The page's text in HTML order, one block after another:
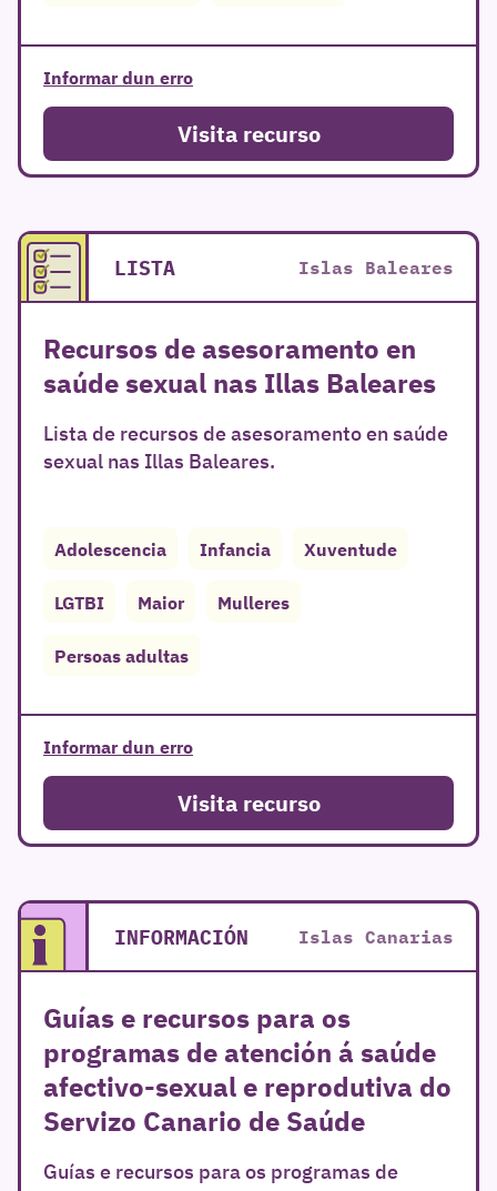
Informar dun erro
Visita recurso
LISTA Islas Baleares
Recursos de asesoramento en
saúde sexual nas Illas Baleares
Lista de recursos de asesoramento en saúde
sexual nas Illas Baleares.
Adolescencia Infancia Xuventude
LGTBI Maior Mulleres
Persoas adultas
Informar dun erro
Visita recurso
INFORMACIÓN Islas Canarias
Guías e recursos para os
programas de atención á saúde
afectivo-sexual e reprodutiva do
Servizo Canario de Saúde
Guías e recursos para os programas de